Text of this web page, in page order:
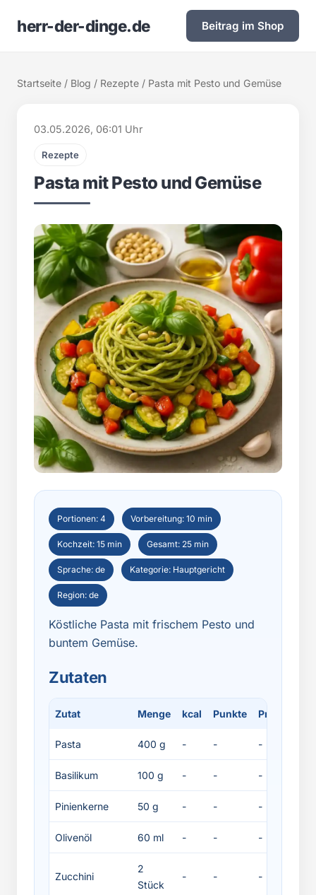
herr-der-dinge.de Beitrag im Shop
Startseite / Blog / Rezepte / Pasta mit Pesto und Gemüse
03.05.2026, 06:01 Uhr
Rezepte
Pasta mit Pesto und Gemüse
Portionen: 4 Vorbereitung: 10 min
Kochzeit: 15 min Gesamt: 25 min
Sprache: de Kategorie: Hauptgericht
Region: de
Köstliche Pasta mit frischem Pesto und
buntem Gemüse.
Zutaten
Zutat Menge kcal Punkte Protein
Pasta 400 g - - -
Basilikum 100 g - - -
Pinienkerne 50 g - - -
Olivenöl 60 ml - - -
Zucchini
2
Stück
- - -